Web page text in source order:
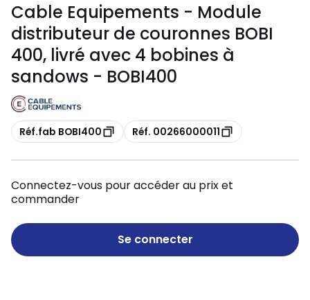
Cable Equipements - Module
distributeur de couronnes BOBI
400, livré avec 4 bobines à
sandows - BOBI400
Copie
Réf.fab BOBI400 Copie
Réf. 00266000011
Connectez-vous pour accéder au prix et
commander
Se connecter